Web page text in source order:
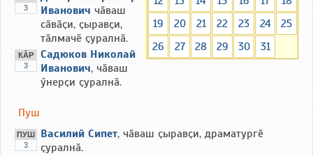
19
20 21 22 23 24
25
26
27 28 29 30 31
3
Иванович чӑваш
сӑвӑҫи, ҫыравҫи,
тӑлмачӗ ҫуралнӑ.
КӐР
3
Садюков Николай
Иванович, чӑваш
ӳнерҫи ҫуралнӑ.
Пуш
ПУШ
3
Василий Сипет, чӑваш ҫыравҫи, драматургӗ
ҫуралнӑ.